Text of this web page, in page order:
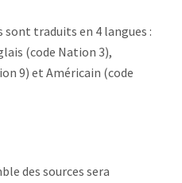
sont traduits en 4 langues :
(code Nation 3),
9) et Américain (code
des sources sera